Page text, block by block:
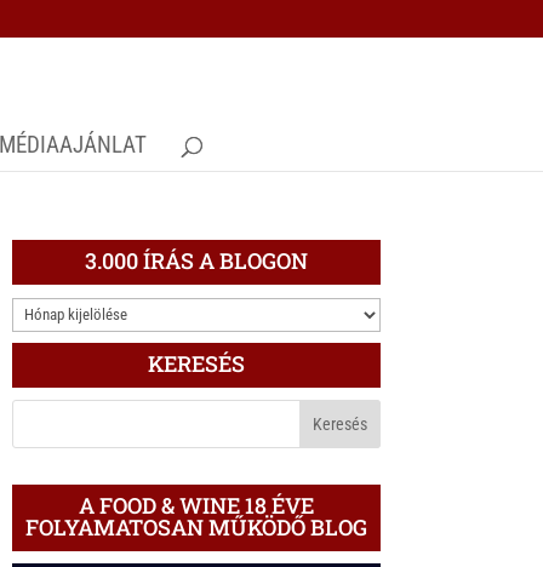
MÉDIAAJÁNLAT
3.000 ÍRÁS A BLOGON
3.000
ÍRÁS
BLOGON
KERESÉS
A FOOD & WINE 18 ÉVE
FOLYAMATOSAN MŰKÖDŐ BLOG